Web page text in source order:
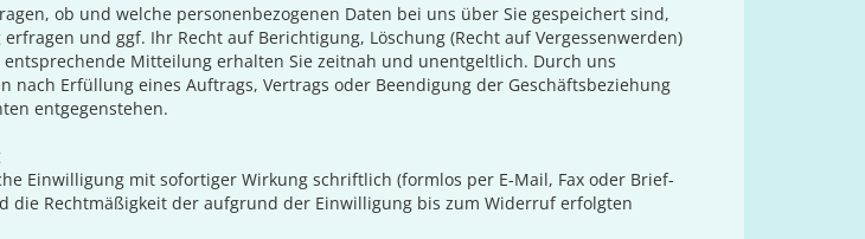
ob und welche personenbezogenen Daten bei uns über Sie gespeichert sind,
und ggf. Ihr Recht auf Berichtigung, Löschung (Recht auf Vergessenwerden)
Mitteilung erhalten Sie zeitnah und unentgeltlich. Durch uns
Erfüllung eines Auftrags, Vertrags oder Beendigung der Geschäftsbeziehung
entgegenstehen.
Einwilligung mit sofortiger Wirkung schriftlich (formlos per E-Mail, Fax oder Brief-
Rechtmäßigkeit der aufgrund der Einwilligung bis zum Widerruf erfolgten